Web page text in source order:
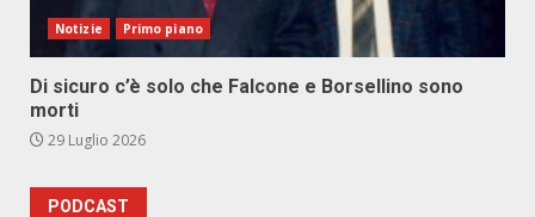
Notizie Primo piano
Di sicuro c’è solo che Falcone e Borsellino sono
morti
29 Luglio 2026
PODCAST